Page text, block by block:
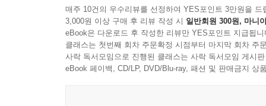
매주 10건의 우수리뷰를 선정하여 YES포인트 3만원을 드
3,000원 이상 구매 후 리뷰 작성 시 일반회원 300원, 마니
eBook은 다운로드 후 작성한 리뷰만 YES포인트 지급됩니
클래스는 첫번째 회차 주문확정 시점부터 마지막 회차 주
사락 독서모임으로 진행된 클래스는 사락 독서모임 게시
eBook 페이백, CD/LP, DVD/Blu-ray, 패션 및 판매금지 상